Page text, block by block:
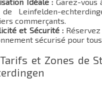
Leinfelden-
commerçants.
et Sécurité :Réservez
sécurisé pour
et Zones de